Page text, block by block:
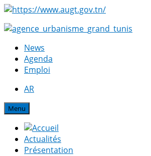
News
Agenda
Emploi
AR
Menu
Actualités
Présentation